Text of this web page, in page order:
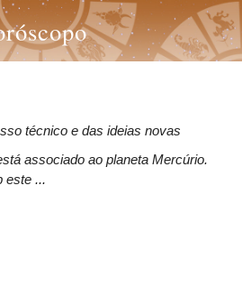
técnico e das ideias novas
associado ao planeta Mercúrio.
este ...